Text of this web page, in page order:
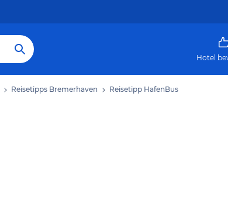
Hotel
Reisetipps Bremerhaven Reisetipp HafenBus